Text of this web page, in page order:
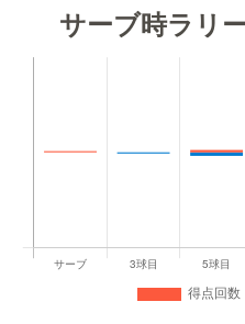
サーブ時ラリ